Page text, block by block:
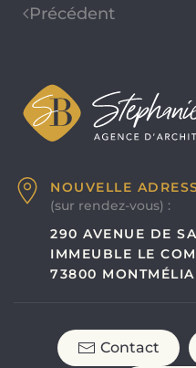
Précédent
NOUVELLE
(sur rendez-vous) :
290 AVENUE DE
IMMEUBLE LE
73800
Contact